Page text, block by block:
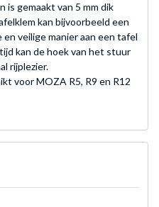
is gemaakt van 5 mm dik
kan bijvoorbeeld een
veilige manier aan een tafel
kan de hoek van het stuur
rijplezier.
voor MOZA R5, R9 en R12